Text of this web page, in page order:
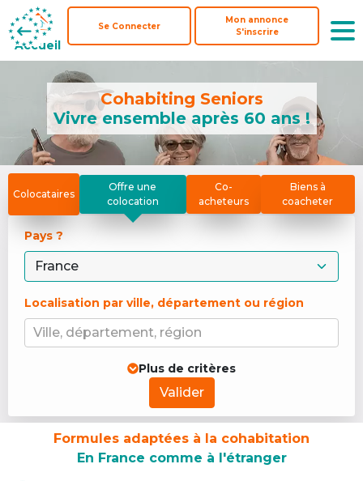
Accueil
Se Connecter
Mon annonce
S'inscrire
Accueil
Se Connecter
Mon annonce
S'inscrire
Cohabiting Seniors
Vivre ensemble après 60 ans !
Colocataires
Offre une
colocation
Co-
acheteurs
Biens à
coacheter
Pays ?
Localisation par ville, département ou région
Ville, département, région
Plus de critères
Valider
Formules adaptées à la cohabitation
En France comme à l'étranger